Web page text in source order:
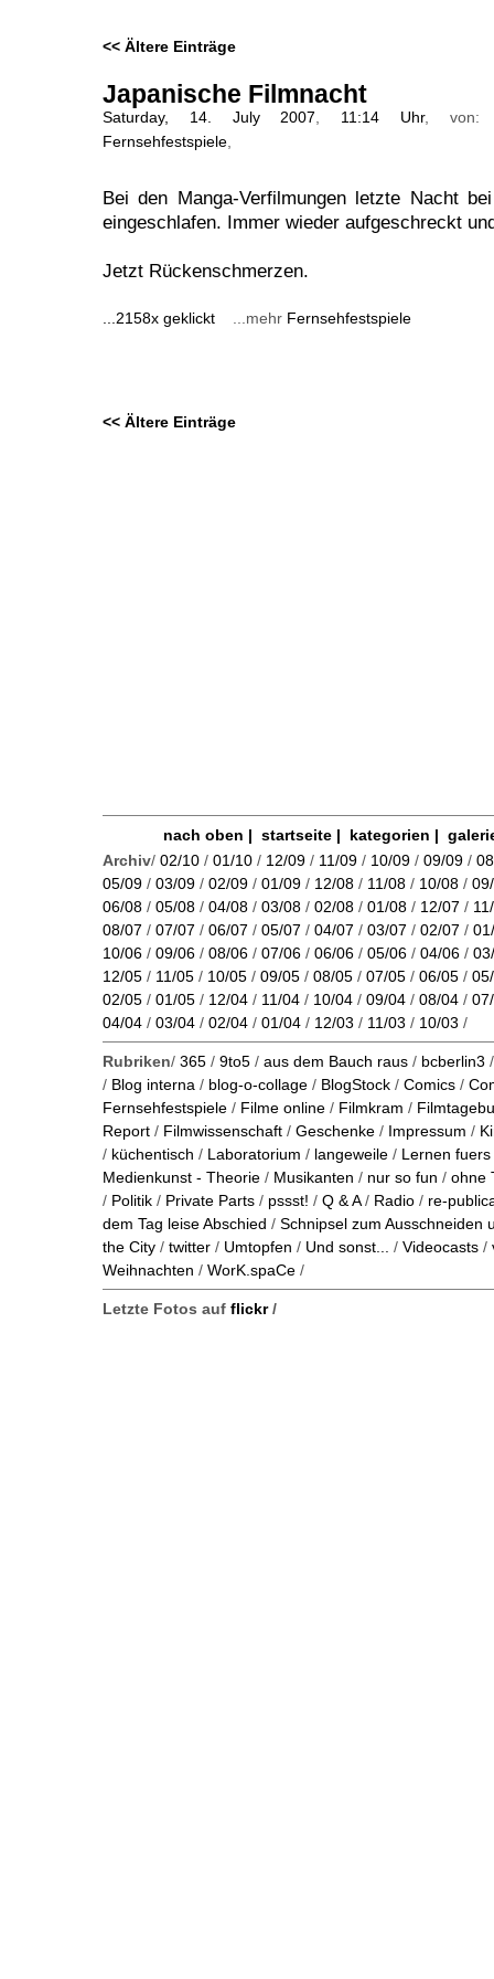
<< Ältere Einträge
Japanische Filmnacht
Saturday, 14. July 2007, 11:14 Uhr,
Fernsehfestspiele,
Bei den Manga-Verfilmungen letzte Nacht
eingeschlafen. Immer wieder aufgeschreckt
Jetzt Rückenschmerzen.
...2158x geklickt ...mehr Fernsehfestspiele
<< Ältere Einträge
nach oben | startseite| kategorien |
Archiv/ 02/10 / 01/10 / 12/09 / 11/09 / 10/09 / 09/09 /
05/09 / 03/09 / 02/09 / 01/09 / 12/08 / 11/08 / 10/08 /
06/08 / 05/08 / 04/08 / 03/08 / 02/08 / 01/08 / 12/07 /
08/07 / 07/07 / 06/07 / 05/07 / 04/07 / 03/07 / 02/07 /
10/06 / 09/06 / 08/06 / 07/06 / 06/06 / 05/06 / 04/06 /
12/05 / 11/05 / 10/05 / 09/05 / 08/05 / 07/05 / 06/05 /
02/05 / 01/05 / 12/04 / 11/04 / 10/04 / 09/04 / 08/04 /
04/04 / 03/04 / 02/04 / 01/04 / 12/03 / 11/03 / 10/03 /
Rubriken/ 365 / 9to5 / aus dem Bauch raus / bcberlin3
/ Blog interna / blog-o-collage / BlogStock / Comics /
Fernsehfestspiele / Filme online / Filmkram /
Report / Filmwissenschaft / Geschenke / Impressum /
/ küchentisch / Laboratorium / langeweile / Lernen
Medienkunst - Theorie / Musikanten / nur so fun / ohne
/ Politik / Private Parts / pssst! / Q & A/ Radio / re-
dem Tag leise Abschied / Schnipsel zum Ausschneiden
the City / twitter / Umtopfen / Und sonst... / Videocasts /
Weihnachten / WorK.spaCe /
Letzte Fotos auf flickr/